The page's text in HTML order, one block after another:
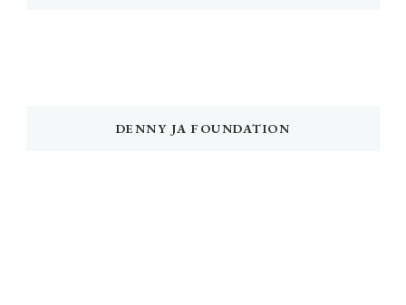
DENNY JA FOUNDATION